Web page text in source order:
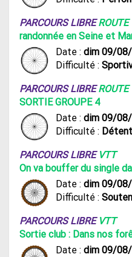
PARCOURS LIBREROUTE
randonnée en Seine et
Date : dim 09/
Difficulté :
PARCOURS LIBREROUTE
SORTIE GROUPE 4
Date : dim 09/
Difficulté :
PARCOURS LIBRE VTT
On va bouffer du single
Date : dim 09/
Difficulté :
PARCOURS LIBRE VTT
Sortie club : Dans nos
Date : dim 09/